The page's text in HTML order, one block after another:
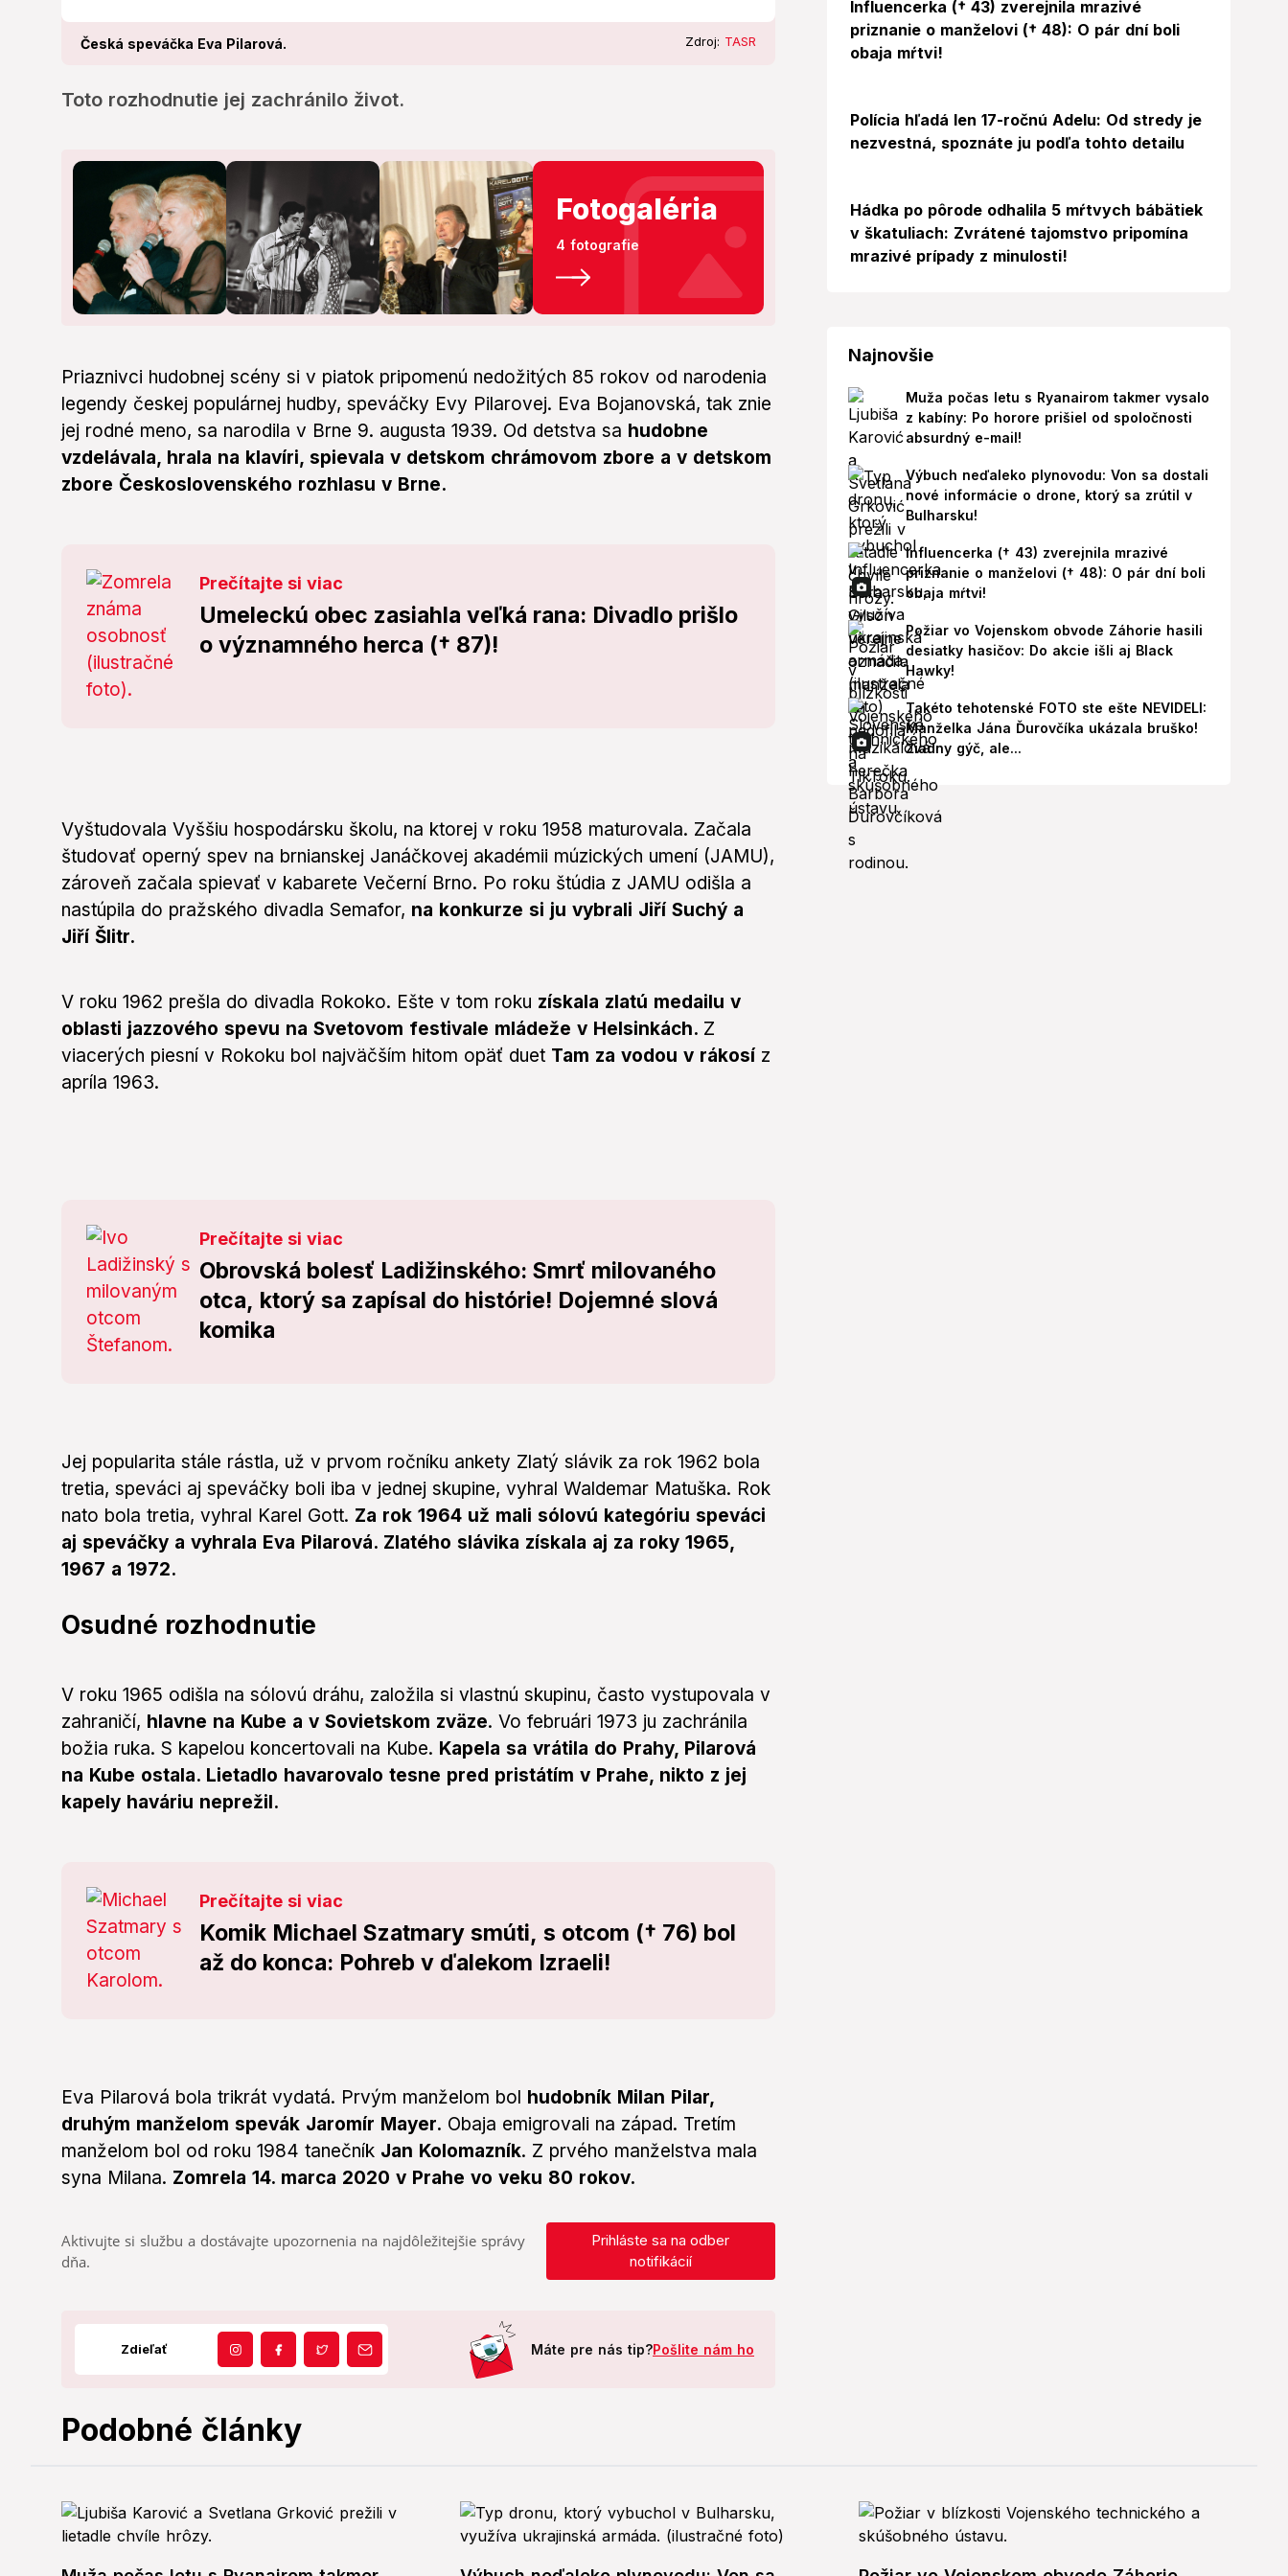
Česká speváčka Eva Pilarová. Zdroj: TASR
Toto rozhodnutie jej zachránilo život.
Fotogaléria
4 fotografie
Priaznivci hudobnej scény si v piatok pripomenú nedožitých 85 rokov od narodenia
legendy českej populárnej hudby, speváčky Evy Pilarovej. Eva Bojanovská, tak znie
jej rodné meno, sa narodila v Brne 9. augusta 1939. Od detstva sa hudobne
vzdelávala, hrala na klavíri, spievala v detskom chrámovom zbore a v detskom
zbore Československého rozhlasu v Brne.
Prečítajte si viac
Umeleckú obec zasiahla veľká rana: Divadlo prišlo
o významného herca († 87)!
Vyštudovala Vyššiu hospodársku školu, na ktorej v roku 1958 maturovala. Začala
študovať operný spev na brnianskej Janáčkovej akadémii múzických umení (JAMU),
zároveň začala spievať v kabarete Večerní Brno. Po roku štúdia z JAMU odišla a
nastúpila do pražského divadla Semafor, na konkurze si ju vybrali Jiří Suchý a
Jiří Šlitr.
V roku 1962 prešla do divadla Rokoko. Ešte v tom roku získala zlatú medailu v
oblasti jazzového spevu na Svetovom festivale mládeže v Helsinkách. Z
viacerých piesní v Rokoku bol najväčším hitom opäť duet Tam za vodou v rákosí z
apríla 1963.
Prečítajte si viac
Obrovská bolesť Ladižinského: Smrť milovaného
otca, ktorý sa zapísal do histórie! Dojemné slová
komika
Jej popularita stále rástla, už v prvom ročníku ankety Zlatý slávik za rok 1962 bola
tretia, speváci aj speváčky boli iba v jednej skupine, vyhral Waldemar Matuška. Rok
nato bola tretia, vyhral Karel Gott. Za rok 1964 už mali sólovú kategóriu speváci
aj speváčky a vyhrala Eva Pilarová. Zlatého slávika získala aj za roky 1965,
1967 a 1972.
Osudné rozhodnutie
V roku 1965 odišla na sólovú dráhu, založila si vlastnú skupinu, často vystupovala v
zahraničí, hlavne na Kube a v Sovietskom zväze. Vo februári 1973 ju zachránila
božia ruka. S kapelou koncertovali na Kube. Kapela sa vrátila do Prahy, Pilarová
na Kube ostala. Lietadlo havarovalo tesne pred pristátím v Prahe, nikto z jej
kapely haváriu neprežil.
Prečítajte si viac
Komik Michael Szatmary smúti, s otcom († 76) bol
až do konca: Pohreb v ďalekom Izraeli!
Eva Pilarová bola trikrát vydatá. Prvým manželom bol hudobník Milan Pilar,
druhým manželom spevák Jaromír Mayer. Obaja emigrovali na západ. Tretím
manželom bol od roku 1984 tanečník Jan Kolomazník. Z prvého manželstva mala
syna Milana. Zomrela 14. marca 2020 v Prahe vo veku 80 rokov.
Aktivujte si službu a dostávajte upozornenia na najdôležitejšie správy
dňa.
Prihláste sa na odber
notifikácií
Zdieľať Máte pre nás tip?Pošlite nám ho
Influencerka († 43) zverejnila mrazivé
priznanie o manželovi († 48): O pár dní boli
obaja mŕtvi!
Polícia hľadá len 17-ročnú Adelu: Od stredy je
nezvestná, spoznáte ju podľa tohto detailu
Hádka po pôrode odhalila 5 mŕtvych bábätiek
v škatuliach: Zvrátené tajomstvo pripomína
mrazivé prípady z minulosti!
Najnovšie
Muža počas letu s Ryanairom takmer vysalo
z kabíny: Po horore prišiel od spoločnosti
absurdný e-mail!
Výbuch neďaleko plynovodu: Von sa dostali
nové informácie o drone, ktorý sa zrútil v
Bulharsku!
Influencerka († 43) zverejnila mrazivé
priznanie o manželovi († 48): O pár dní boli
obaja mŕtvi!
Požiar vo Vojenskom obvode Záhorie hasili
desiatky hasičov: Do akcie išli aj Black
Hawky!
Takéto tehotenské FOTO ste ešte NEVIDELI:
Manželka Jána Ďurovčíka ukázala bruško!
Žiadny gýč, ale...
Podobné články